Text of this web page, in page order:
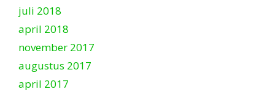
juli 2018
april 2018
november 2017
augustus 2017
april 2017